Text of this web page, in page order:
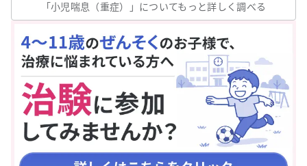
「小児喘息（重症） 」についてもっと詳しく調べる